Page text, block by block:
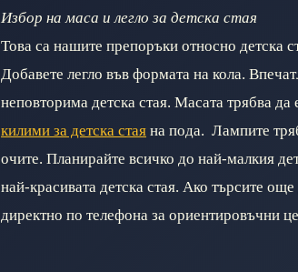
Избор на маса и легло за детска стая
Това са нашите препоръки относно детска
Добавете легло във формата на кола.
неповторима детска стая. Масата трябва
килими за детска стая на пода. Лампите
очите. Планирайте всичко до най-малкия
най-красивата детска стая. Ако търсите
директно по телефона за ориентировъчни